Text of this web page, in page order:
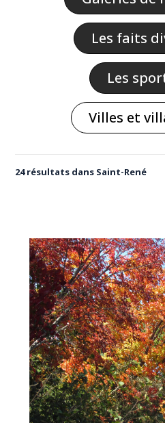
Les faits
Les
Villes et
24 résultats dans Saint-René